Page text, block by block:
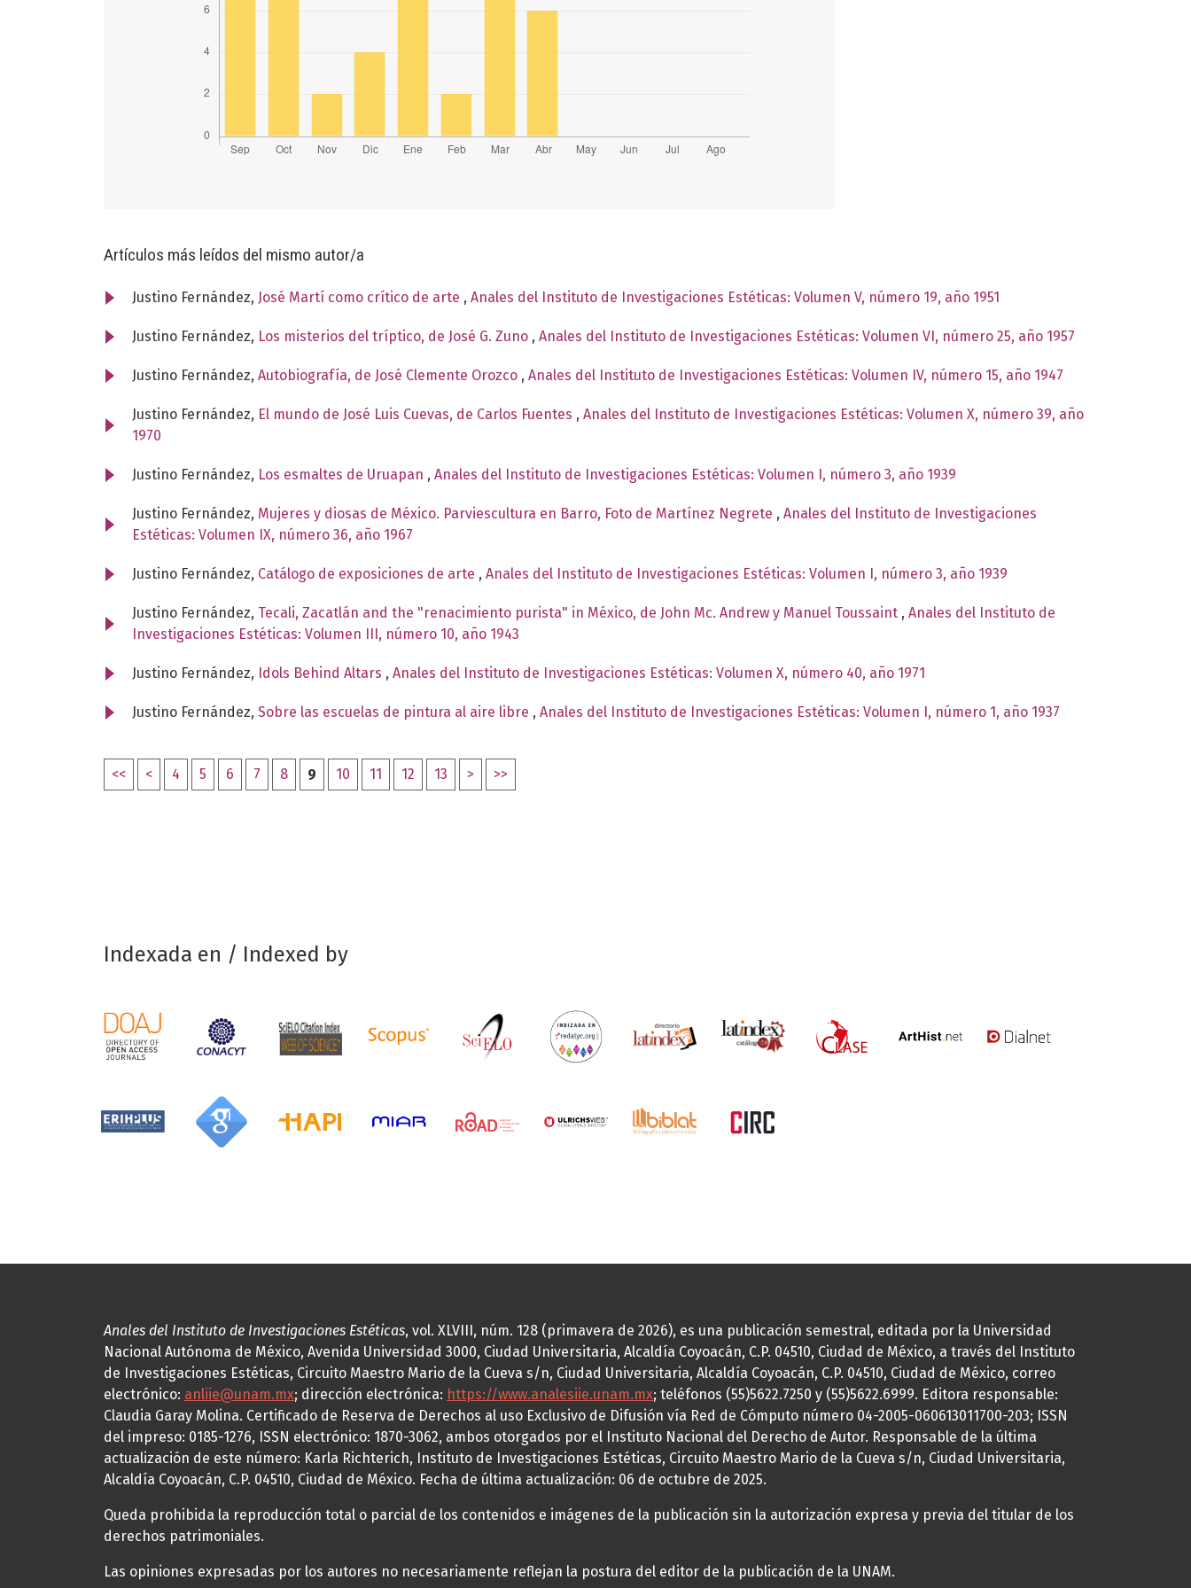
Artículos más leídos del mismo autor/a
Justino Fernández, José Martí como crítico de arte , Anales del Instituto de Investigaciones Estéticas: Volumen V, número 19, año 1951
Justino Fernández, Los misterios del tríptico, de José G. Zuno , Anales del Instituto de Investigaciones Estéticas: Volumen VI, número 25, año 1957
Justino Fernández, Autobiografía, de José Clemente Orozco , Anales del Instituto de Investigaciones Estéticas: Volumen IV, número 15, año 1947
Justino Fernández, El mundo de José Luis Cuevas, de Carlos Fuentes , Anales del Instituto de Investigaciones Estéticas: Volumen X, número 39, año
1970
Justino Fernández, Los esmaltes de Uruapan , Anales del Instituto de Investigaciones Estéticas: Volumen I, número 3, año 1939
Justino Fernández, Mujeres y diosas de México. Parviescultura en Barro, Foto de Martínez Negrete , Anales del Instituto de Investigaciones
Estéticas: Volumen IX, número 36, año 1967
Justino Fernández, Catálogo de exposiciones de arte , Anales del Instituto de Investigaciones Estéticas: Volumen I, número 3, año 1939
Justino Fernández, Tecali, Zacatlán and the "renacimiento purista" in México, de John Mc. Andrew y Manuel Toussaint , Anales del Instituto de
Investigaciones Estéticas: Volumen III, número 10, año 1943
Justino Fernández, Idols Behind Altars , Anales del Instituto de Investigaciones Estéticas: Volumen X, número 40, año 1971
Justino Fernández, Sobre las escuelas de pintura al aire libre , Anales del Instituto de Investigaciones Estéticas: Volumen I, número 1, año 1937
<< < 4 5 6 7 8 9 10 11 12 13 > >>
Indexada en / Indexed by
Anales del Instituto de Investigaciones Estéticas, vol. XLVIII, núm. 128 (primavera de 2026), es una publicación semestral, editada por la Universidad
Nacional Autónoma de México, Avenida Universidad 3000, Ciudad Universitaria, Alcaldía Coyoacán, C.P. 04510, Ciudad de México, a través del Instituto
de Investigaciones Estéticas, Circuito Maestro Mario de la Cueva s/n, Ciudad Universitaria, Alcaldía Coyoacán, C.P. 04510, Ciudad de México, correo
electrónico: anliie@unam.mx; dirección electrónica: https://www.analesiie.unam.mx; teléfonos (55)5622.7250 y (55)5622.6999. Editora responsable:
Claudia Garay Molina. Certificado de Reserva de Derechos al uso Exclusivo de Difusión vía Red de Cómputo número 04-2005-060613011700-203; ISSN
del impreso: 0185-1276, ISSN electrónico: 1870-3062, ambos otorgados por el Instituto Nacional del Derecho de Autor. Responsable de la última
actualización de este número: Karla Richterich, Instituto de Investigaciones Estéticas, Circuito Maestro Mario de la Cueva s/n, Ciudad Universitaria,
Alcaldía Coyoacán, C.P. 04510, Ciudad de México. Fecha de última actualización: 06 de octubre de 2025.
Queda prohibida la reproducción total o parcial de los contenidos e imágenes de la publicación sin la autorización expresa y previa del titular de los
derechos patrimoniales.
Las opiniones expresadas por los autores no necesariamente reflejan la postura del editor de la publicación de la UNAM.